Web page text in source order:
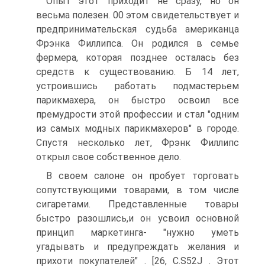
весьма полезен. 00 этом свидетельствует и
предпринимательская судьба американца
Фрэнка Филлипса. Он родился в семье
фермера, которая позднее осталась без
средств к существованию. Б 14 лет,
устроившись работать подмастерьем
парикмахера, он быстро освоил все
премудрости этой профессии и стал "одним
из самых модных парикмахеров" в городе.
Спустя несколько лет, Фрэнк Филлипс
открыл свое собственное дело.
В своем салоне он пробует торговать
сопутствующими товарами, в том числе
сигаретами. Представленные товары
быстро разошлись,и он усвоил основной
принцип маркетинга- "нужно уметь
угадывать и предупреждать желания и
прихоти покупателей" . [26, C.S52J . Этот